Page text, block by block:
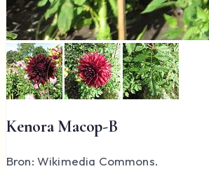
Kenora Macop-B
Bron: Wikimedia Commons.